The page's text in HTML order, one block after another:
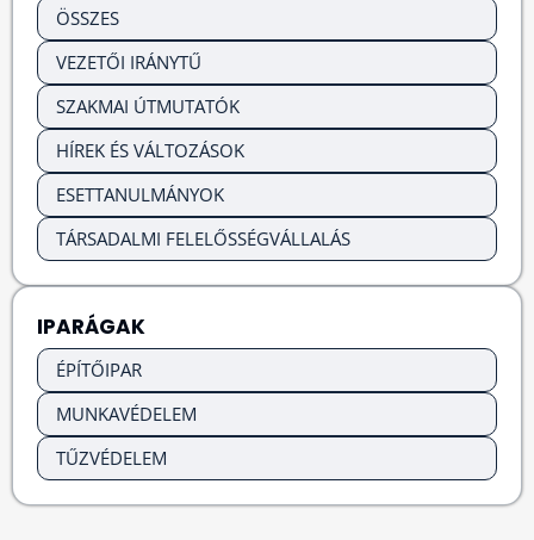
ÖSSZES
VEZETŐI IRÁNYTŰ
SZAKMAI ÚTMUTATÓK
HÍREK ÉS VÁLTOZÁSOK
ESETTANULMÁNYOK
TÁRSADALMI FELELŐSSÉGVÁLLALÁS
IPARÁGAK
ÉPÍTŐIPAR
MUNKAVÉDELEM
TŰZVÉDELEM